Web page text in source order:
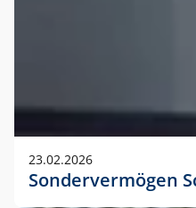
23.02.2026
Sondervermögen